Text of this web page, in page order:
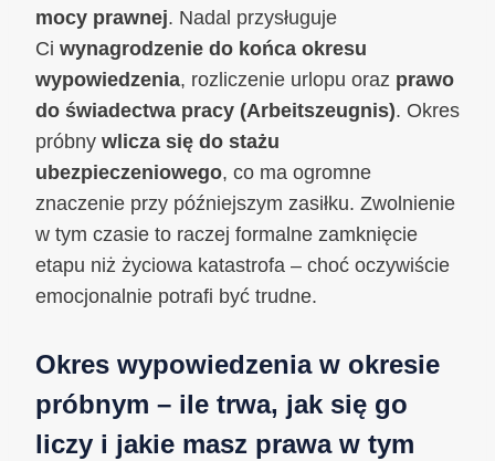
mocy prawnej. Nadal przysługuje
Ci wynagrodzenie do końca okresu
wypowiedzenia, rozliczenie urlopu oraz prawo
do świadectwa pracy (Arbeitszeugnis). Okres
próbny wlicza się do stażu
ubezpieczeniowego, co ma ogromne
znaczenie przy późniejszym zasiłku. Zwolnienie
w tym czasie to raczej formalne zamknięcie
etapu niż życiowa katastrofa – choć oczywiście
emocjonalnie potrafi być trudne.
Okres wypowiedzenia w okresie
próbnym – ile trwa, jak się go
liczy i jakie masz prawa w tym